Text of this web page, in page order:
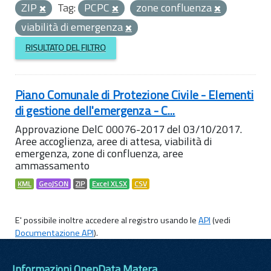
ZIP
Tag: PCPC
zone confluenza
viabilità di emergenza
RISULTATO DEL FILTRO
Piano Comunale di Protezione Civile - Elementi
di gestione dell'emergenza - C...
Approvazione DelC 00076-2017 del 03/10/2017.
Aree accoglienza, aree di attesa, viabilità di
emergenza, zone di confluenza, aree
ammassamento
KML GeoJSON ZIP Excel XLSX CSV
E' possibile inoltre accedere al registro usando leAPI(vedi
Documentazione API).